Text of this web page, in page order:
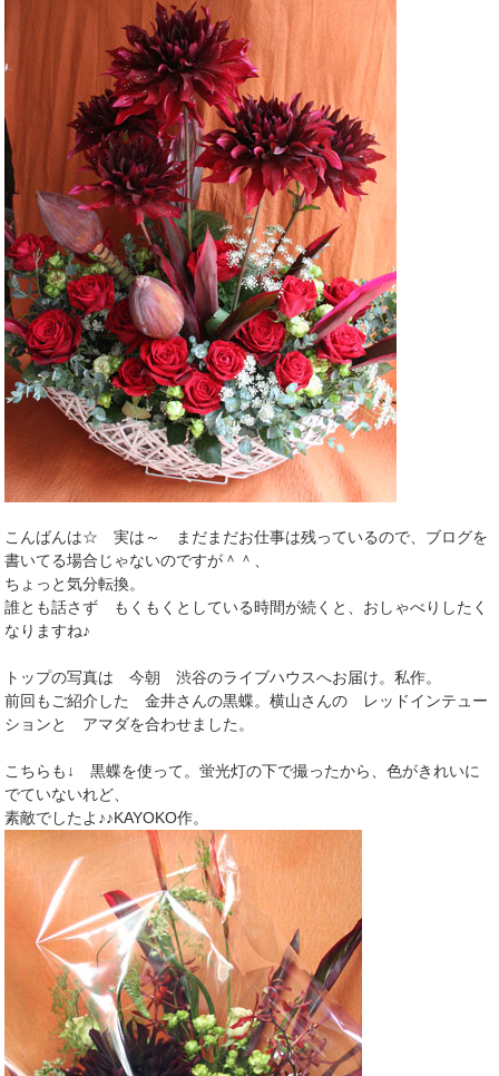
こんばんは☆ 実は～ まだまだお仕事は残っているので、ブログを
書いてる場合じゃないのですが＾＾、
ちょっと気分転換。
誰とも話さず もくもくとしている時間が続くと、おしゃべりしたく
なりますね♪
トップの写真は 今朝 渋谷のライブハウスへお届け。私作。
前回もご紹介した 金井さんの黒蝶。横山さんの レッドインテュー
ションと アマダを合わせました。
こちらも↓ 黒蝶を使って。蛍光灯の下で撮ったから、色がきれいに
でていないれど、
素敵でしたよ♪♪KAYOKO作。